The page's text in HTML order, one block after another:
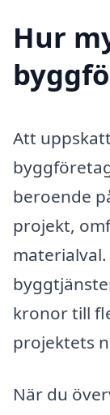
Hur
Att
beroende
projekt,
kronor till
projektets
När du